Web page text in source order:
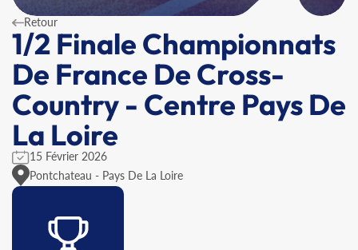
Retour
1/2 Finale Championnats
De France De Cross-
Country - Centre Pays De
La Loire
15 Février 2026
Pontchateau - Pays De La Loire